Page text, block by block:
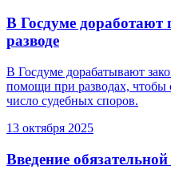
В Госдуме
разводе
В Госдуме дорабатывают
помощи при разводах, чтобы
число судебных споров.
13 октября 2025
Введение